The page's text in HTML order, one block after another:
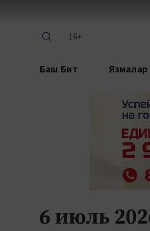
16+
Баш Бит Язмалар
6 июль